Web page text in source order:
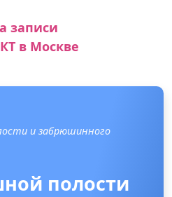
записи
в Москве
и забрюшинного
полости